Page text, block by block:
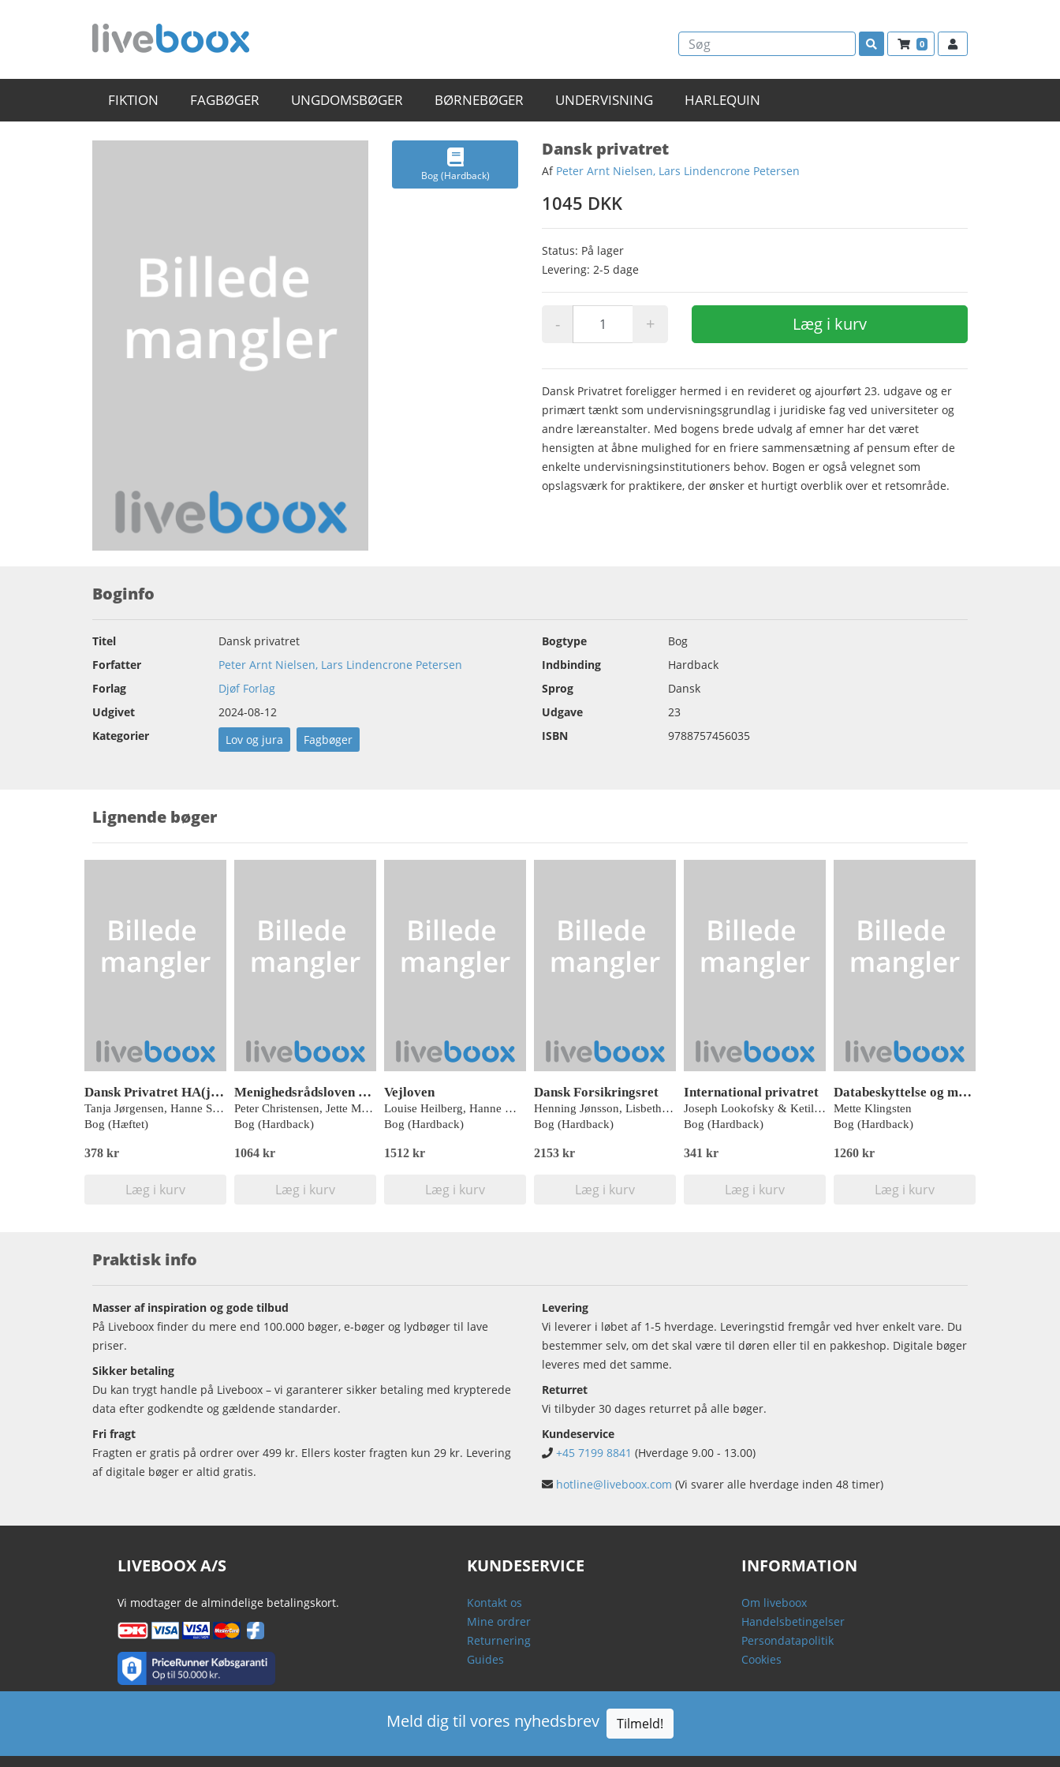
0
FIKTION FAGBØGER UNGDOMSBØGER BØRNEBØGER UNDERVISNING HARLEQUIN
Bog (Hardback)
Dansk privatret
Af Peter Arnt Nielsen, Lars Lindencrone Petersen
1045 DKK
Status: På lager
Levering: 2-5 dage
- + Læg i kurv
Dansk Privatret foreligger hermed i en revideret og ajourført 23. udgave og er
primært tænkt som undervisningsgrundlag i juridiske fag ved universiteter og
andre læreanstalter. Med bogens brede udvalg af emner har det været
hensigten at åbne mulighed for en friere sammensætning af pensum efter de
enkelte undervisningsinstitutioners behov. Bogen er også velegnet som
opslagsværk for praktikere, der ønsker et hurtigt overblik over et retsområde.
Boginfo
Titel
Dansk privatret
Forfatter
Peter Arnt Nielsen, Lars Lindencrone Petersen
Forlag
Djøf Forlag
Udgivet
2024-08-12
Kategorier
Lov og jura Fagbøger
Bogtype
Bog
Indbinding
Hardback
Sprog
Dansk
Udgave
23
ISBN
9788757456035
Lignende bøger
Dansk Privatret HA(jur.)
Tanja Jørgensen, Hanne Søndergaard Birkmose, Hans Henrik Edlund, René Franz Henschel, Annette Kronborg, Kristina Siig
Bog (Hæftet)
378 kr
Læg i kurv
Menighedsrådsloven og Normalforretningsordenen
Peter Christensen, Jette Margrethe Madsen og Bodil Abildgaard
Bog (Hardback)
1064 kr
Læg i kurv
Vejloven
Louise Heilberg, Hanne Mølbeck & Jacob Brandt
Bog (Hardback)
1512 kr
Læg i kurv
Dansk Forsikringsret
Henning Jønsson, Lisbeth Kjærgaard
Bog (Hardback)
2153 kr
Læg i kurv
International privatret
Joseph Lookofsky & Ketilbjørn Hertz
Bog (Hardback)
341 kr
Læg i kurv
Databeskyttelse og medarbejdere
Mette Klingsten
Bog (Hardback)
1260 kr
Læg i kurv
Praktisk info
Masser af inspiration og gode tilbud
På Liveboox finder du mere end 100.000 bøger, e-bøger og lydbøger til lave
priser.
Sikker betaling
Du kan trygt handle på Liveboox – vi garanterer sikker betaling med krypterede
data efter godkendte og gældende standarder.
Fri fragt
Fragten er gratis på ordrer over 499 kr. Ellers koster fragten kun 29 kr. Levering
af digitale bøger er altid gratis.
Levering
Vi leverer i løbet af 1-5 hverdage. Leveringstid fremgår ved hver enkelt vare. Du
bestemmer selv, om det skal være til døren eller til en pakkeshop. Digitale bøger
leveres med det samme.
Returret
Vi tilbyder 30 dages returret på alle bøger.
Kundeservice
+45 7199 8841 (Hverdage 9.00 - 13.00)
hotline@liveboox.com (Vi svarer alle hverdage inden 48 timer)
LIVEBOOX A/S
Vi modtager de almindelige betalingskort.
KUNDESERVICE
Kontakt os
Mine ordrer
Returnering
Guides
INFORMATION
Om liveboox
Handelsbetingelser
Persondatapolitik
Cookies
Meld dig til vores nyhedsbrev Tilmeld!